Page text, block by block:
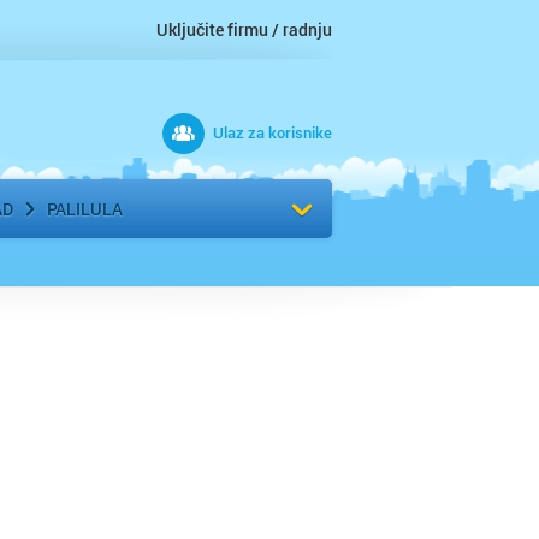
Uključite firmu / radnju
Ulaz za korisnike
PALILULA